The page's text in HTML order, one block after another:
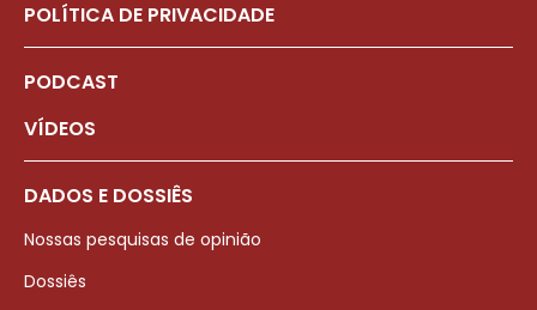
POLÍTICA DE PRIVACIDADE
PODCAST
VÍDEOS
DADOS E DOSSIÊS
Nossas pesquisas de opinião
Dossiês